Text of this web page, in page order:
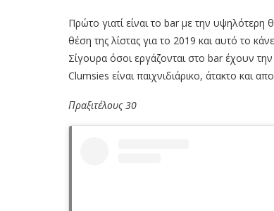
Πρώτο γιατί είναι το bar με την
θέση της λίστας για το 2019 και αυτό το
Σίγουρα όσοι εργάζονται στο bar έχουν
Clumsies είναι παιχνιδιάρικο, άτακτο και
Πραξιτέλους 30